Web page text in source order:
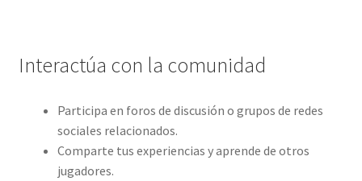
Interactúa con la comunidad
Participa en foros de discusión o grupos de redes
sociales relacionados.
Comparte tus experiencias y aprende de otros
jugadores.